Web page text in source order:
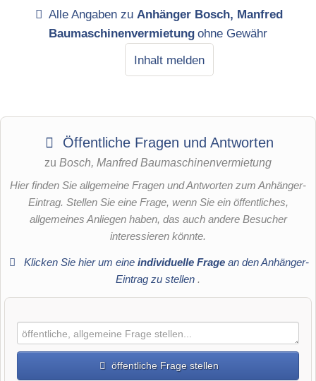
Alle Angaben zu Anhänger Bosch, Manfred
Baumaschinenvermietung ohne Gewähr
Inhalt melden
Öffentliche Fragen und Antworten
zu Bosch, Manfred Baumaschinenvermietung
Hier finden Sie allgemeine Fragen und Antworten zum Anhänger-
Eintrag. Stellen Sie eine Frage, wenn Sie ein öffentliches,
allgemeines Anliegen haben, das auch andere Besucher
interessieren könnte.
Klicken Sie hier um eine individuelle Fragean den Anhänger-
Eintrag zu stellen .
öffentliche Frage stellen